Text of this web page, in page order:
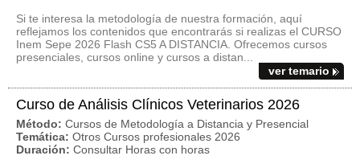
Si te interesa la metodología de nuestra formación, aquí
reflejamos los contenidos que encontrarás si realizas el CURSO
Inem Sepe 2026 Flash CS5 A DISTANCIA. Ofrecemos cursos
presenciales, cursos online y cursos a distan...
ver temario
Curso de Análisis Clínicos Veterinarios 2026
Método: Cursos de Metodología a Distancia y Presencial
Temática: Otros Cursos profesionales 2026
Duración: Consultar Horas con horas